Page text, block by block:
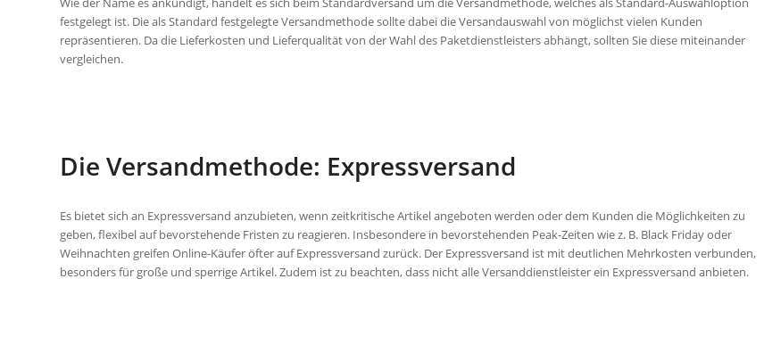
festgelegt ist. Die als Standard festgelegte Versandmethode sollte dabei die Versandauswahl von möglichst vielen Kunden
repräsentieren. Da die Lieferkosten und Lieferqualität von der Wahl des Paketdienstleisters abhängt, sollten Sie diese miteinander
vergleichen.
Die Versandmethode: Expressversand
Es bietet sich an Expressversand anzubieten, wenn zeitkritische Artikel angeboten werden oder dem Kunden die Möglichkeiten zu
geben, flexibel auf bevorstehende Fristen zu reagieren. Insbesondere in bevorstehenden Peak-Zeiten wie z. B. Black Friday oder
Weihnachten greifen Online-Käufer öfter auf Expressversand zurück. Der Expressversand ist mit deutlichen Mehrkosten verbunden,
besonders für große und sperrige Artikel. Zudem ist zu beachten, dass nicht alle Versanddienstleister ein Expressversand anbieten.